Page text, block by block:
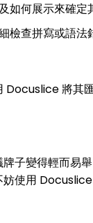
如何展示來確
檢查拼寫或語
將其
子變得輕而易
使用